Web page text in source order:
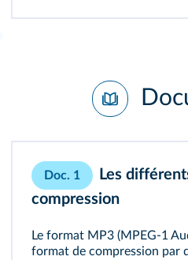
Doc. 1
Les
compression
Le format MP3 (MPEG-1
format de compression par